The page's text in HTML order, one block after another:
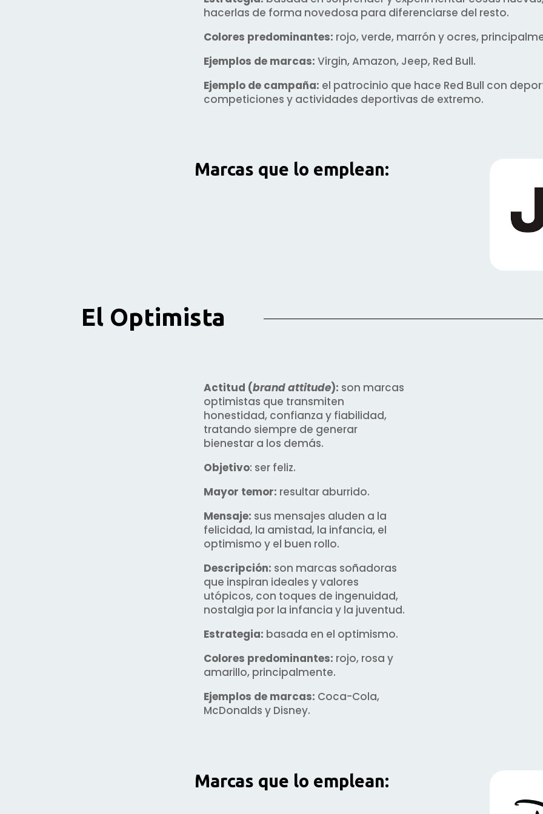
hacerlas de forma novedosa para diferenciarse del resto.
Colores predominantes: rojo, verde, marrón y ocres,
Ejemplos de marcas: Virgin, Amazon, Jeep, Red Bull.
Ejemplo de campaña: el patrocinio que hace Red Bull con
competiciones y actividades deportivas de extremo.
Marcas que lo emplean:
El Optimista
Actitud (brand attitude): son marcas
optimistas que transmiten
honestidad, confianza y fiabilidad,
tratando siempre de generar
bienestar a los demás.
Objetivo: ser feliz.
Mayor temor: resultar aburrido.
Mensaje: sus mensajes aluden a la
felicidad, la amistad, la infancia, el
optimismo y el buen rollo.
Descripción: son marcas soñadoras
que inspiran ideales y valores
utópicos, con toques de ingenuidad,
nostalgia por la infancia y la juventud.
Estrategia: basada en el optimismo.
Colores predominantes: rojo, rosa y
amarillo, principalmente.
Ejemplos de marcas: Coca-Cola,
McDonalds y Disney.
Marcas que lo emplean: